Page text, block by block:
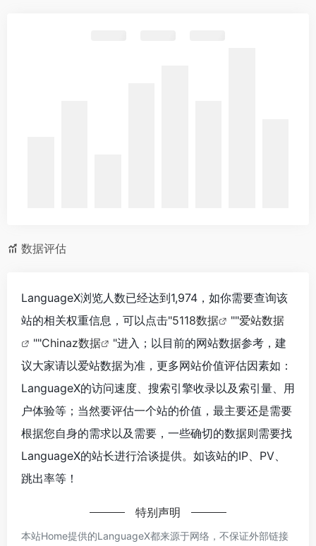
数据评估
LanguageX浏览人数已经达到1,974，如你需要查询该
站的相关权重信息，可以点击"5118数据 ""爱站数据
""Chinaz数据
"进入；以目前的网站数据参考，建
议大家请以爱站数据为准，更多网站价值评估因素如：
LanguageX的访问速度、搜索引擎收录以及索引量、用
户体验等；当然要评估一个站的价值，最主要还是需要
根据您自身的需求以及需要，一些确切的数据则需要找
LanguageX的站长进行洽谈提供。如该站的IP、PV、
跳出率等！
特别声明
本站Home提供的LanguageX都来源于网络，不保证外部链接